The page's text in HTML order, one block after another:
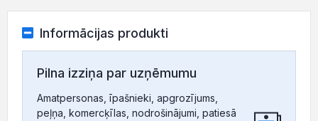
Informācijas produkti
Pilna izziņa par uzņēmumu
Amatpersonas, īpašnieki, apgrozījums,
peļņa, komercķīlas, nodrošinājumi, patiesā